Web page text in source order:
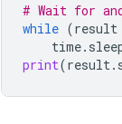
# Wait for
while (result
time.
print(result.